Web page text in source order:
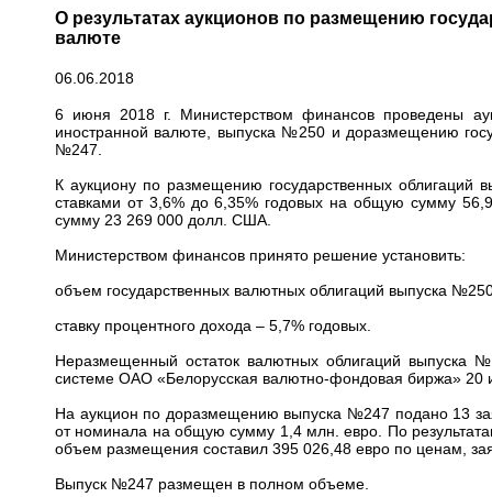
О результатах аукционов по размещению
валюте
06.06.2018
6 июня 2018 г. Министерством финансов проведены
иностранной валюте, выпуска №250 и доразмещению
№247
К аукциону по размещению государственных
ставками от 3,6% до 6,35% годовых на общую сумму
сумму 23 269 000 долл. США.
Министерством финансов принято решение установить:
объем государственных валютных облигаций выпуска
ставку процентного дохода – 5,7% годовых.
Неразмещенный остаток валютных облигаций
системе ОАО «Белорусская валютно-фондовая биржа» 20
На аукцион по доразмещению выпуска №247 подано 13
от номинала на общую сумму 1,4 млн. евро. По
объем размещения составил 395 026,48 евро по ценам,
Выпуск №247 размещен в полном объеме.